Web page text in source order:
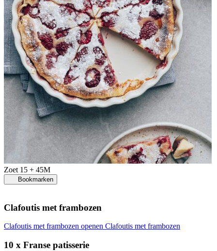
Zoet 15 + 45M
Bookmarken
Clafoutis met frambozen
Clafoutis met frambozen openen Clafoutis met frambozen
10 x Franse patisserie